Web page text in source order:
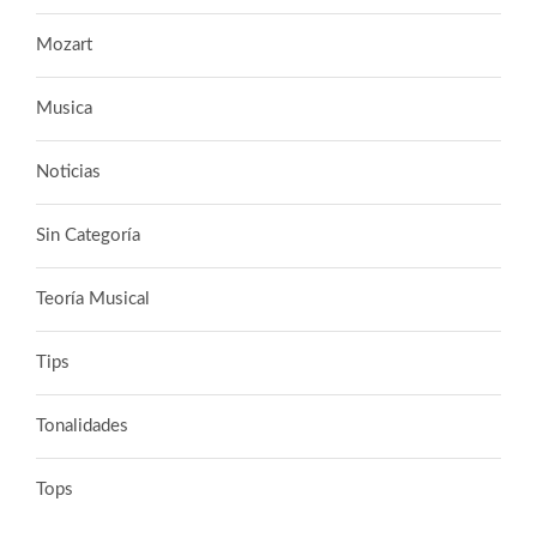
Mozart
Musica
Noticias
Sin Categoría
Teoría Musical
Tips
Tonalidades
Tops